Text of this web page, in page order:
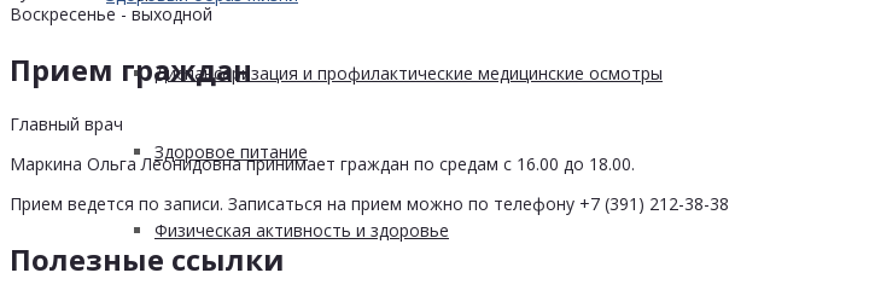
Диспансеризация и профилактические медицинские осмотры
Здоровое питание
Физическая активность и здоровье
Воскресенье - выходной
Прием граждан
Главный врач
Маркина Ольга Леонидовна принимает граждан по средам с 16.00 до 18.00.
Прием ведется по записи. Записаться на прием можно по телефону +7 (391) 212-38-38
Полезные ссылки